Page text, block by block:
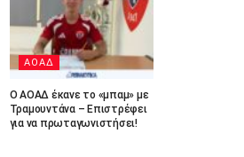
ΑΟΑΔ
Ο ΑΟΑΔ έκανε το «μπαμ» με
Τραμουντάνα – Επιστρέφει
για να πρωταγωνιστήσει!